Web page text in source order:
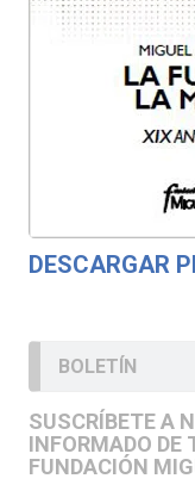
DESCARGAR
BOLETÍN
SUSCRÍBETE A
INFORMADO DE
FUNDACIÓN